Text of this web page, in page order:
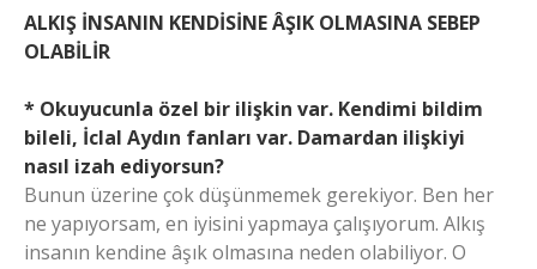
ALKIŞ İNSANIN KENDİSİNE ÂŞIK OLMASINA SEBEP
OLABİLİR
* Okuyucunla özel bir ilişkin var. Kendimi bildim
bileli, İclal Aydın fanları var. Damardan ilişkiyi
nasıl izah ediyorsun?
Bunun üzerine çok düşünmemek gerekiyor. Ben her
ne yapıyorsam, en iyisini yapmaya çalışıyorum. Alkış
insanın kendine âşık olmasına neden olabiliyor. O